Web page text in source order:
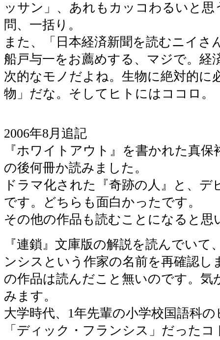
ッサン」、あれもカッコわるいと思
問、一括り。
また、「日本経済新聞を読むニイさ
船戸与一をお薦めする、マジで。経
次的なモノだよね。生物に絶対的に
物」だな。そしてヒトにはココロ。
2006年8月追記
『ホワイトアウト』を書かれた真保
の後何冊か読みました。
ドラマ化された『奇跡の人』と、デ
です。どちらも面白かったです。
その他の作品も読むことになると思
『連鎖』文庫版の解説を読んでいて
ンシスという作家の名前を再確認し
の作品は読んだこと無いのです。気
みます。
大学時代、1年先輩の小学校国語科
「ディック・フランシス」だった